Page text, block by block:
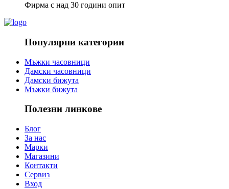
Фирма с над 30 години опит
Популярни категории
Мъжки часовници
Дамски часовници
Дамски бижута
Мъжки бижута
Полезни линкове
Блог
За нас
Марки
Магазини
Контакти
Сервиз
Вход